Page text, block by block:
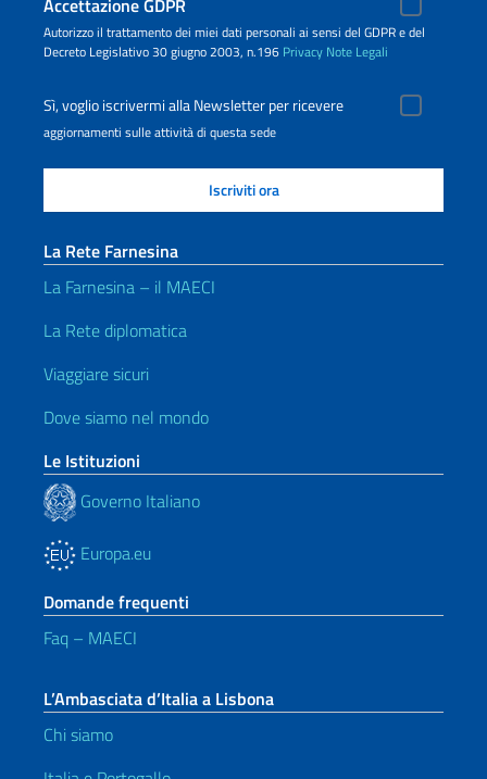
Accettazione GDPR
Autorizzo il trattamento dei miei dati personali ai sensi del GDPR e del
Decreto Legislativo 30 giugno 2003, n.196 Privacy Note Legali
Sì, voglio iscrivermi alla Newsletter per ricevere
aggiornamenti sulle attività di questa sede
La Rete Farnesina
La Farnesina – il MAECI
La Rete diplomatica
Viaggiare sicuri
Dove siamo nel mondo
Le Istituzioni
Governo Italiano
Europa.eu
Domande frequenti
Faq – MAECI
L’Ambasciata d’Italia a Lisbona
Chi siamo